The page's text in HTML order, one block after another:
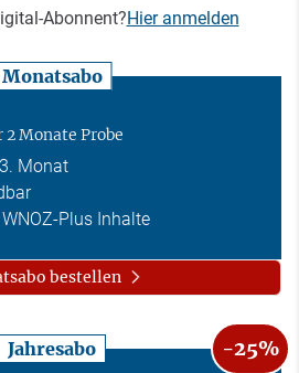
Abonnent?Hier anmelden
Monatsabo
2 Monate Probe
Monat
Plus Inhalte
bestellen
Jahresabo -25%